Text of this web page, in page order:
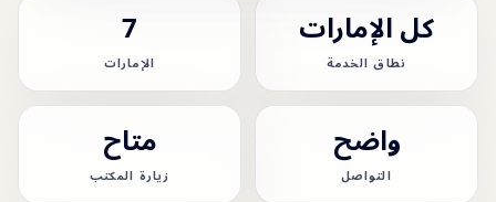
كل الإمارات
نطاق الخدمة
7
الإمارات
واضح
التواصل
متاح
زيارة المكتب